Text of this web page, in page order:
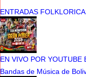
ENTRADAS
EN VIVO POR YOUTUBE
Bandas de Música de